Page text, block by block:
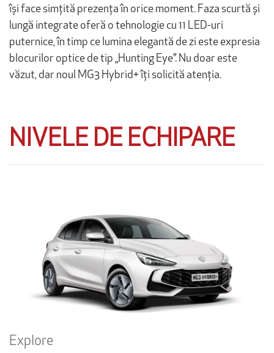
își face simțită prezența în orice moment. Faza scurtă și
lungă integrate oferă o tehnologie cu 11 LED-uri
puternice, în timp ce lumina elegantă de zi este expresia
blocurilor optice de tip „Hunting Eye”. Nu doar este
văzut, dar noul MG3 Hybrid+ îți solicită atenția.
NIVELE DE ECHIPARE
Explore